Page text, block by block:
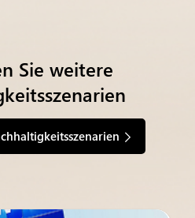
Sie weitere